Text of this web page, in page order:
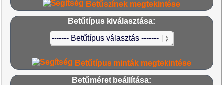
Betűszínek megtekintése
Betűtípus kiválasztása:
Betűtípus minták megtekintése
Betűméret beállítása: